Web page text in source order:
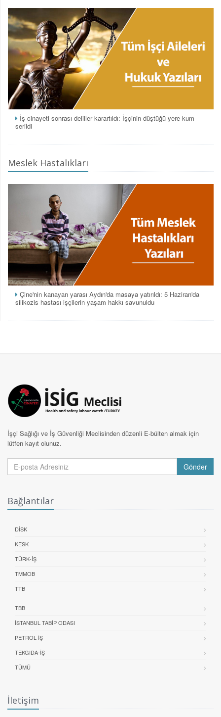
İş cinayeti sonrası deliller karartıldı: İşçinin düştüğü yere kum
serildi
Meslek Hastalıkları
Çine'nin kanayan yarası Aydın'da masaya yatırıldı: 5 Haziran'da
silikozis hastası işçilerin yaşam hakkı savunuldu
İşçi Sağlığı ve İş Güvenliği Meclisinden düzenli E-bülten almak için
lütfen kayıt olunuz.
Gönder
Bağlantılar
DİSK
KESK
TÜRK-İŞ
TMMOB
TTB
TBB
İSTANBUL TABIP ODASI
PETROL İŞ
TEKGIDA-İŞ
TÜMÜ
İletişim